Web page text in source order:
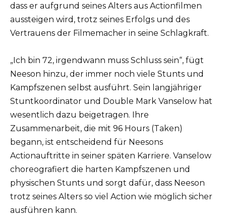
dass er aufgrund seines Alters aus Actionfilmen
aussteigen wird, trotz seines Erfolgs und des
Vertrauens der Filmemacher in seine Schlagkraft.
„Ich bin 72, irgendwann muss Schluss sein“, fügt
Neeson hinzu, der immer noch viele Stunts und
Kampfszenen selbst ausführt. Sein langjähriger
Stuntkoordinator und Double Mark Vanselow hat
wesentlich dazu beigetragen. Ihre
Zusammenarbeit, die mit 96 Hours (Taken)
begann, ist entscheidend für Neesons
Actionauftritte in seiner späten Karriere. Vanselow
choreografiert die harten Kampfszenen und
physischen Stunts und sorgt dafür, dass Neeson
trotz seines Alters so viel Action wie möglich sicher
ausführen kann.